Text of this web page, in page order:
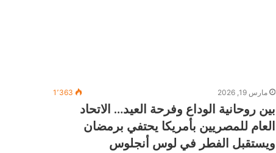
مارس 19, 2026 1٬363
بين روحانية الوداع وفرحة العيد… الاتحاد
العام للمصريين بأمريكا يحتفي برمضان
ويستقبل الفطر في لوس أنجلوس